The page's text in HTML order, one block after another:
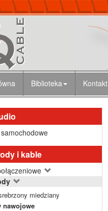
Biblioteka Kontakt
i kable
miedziany
nawojowe